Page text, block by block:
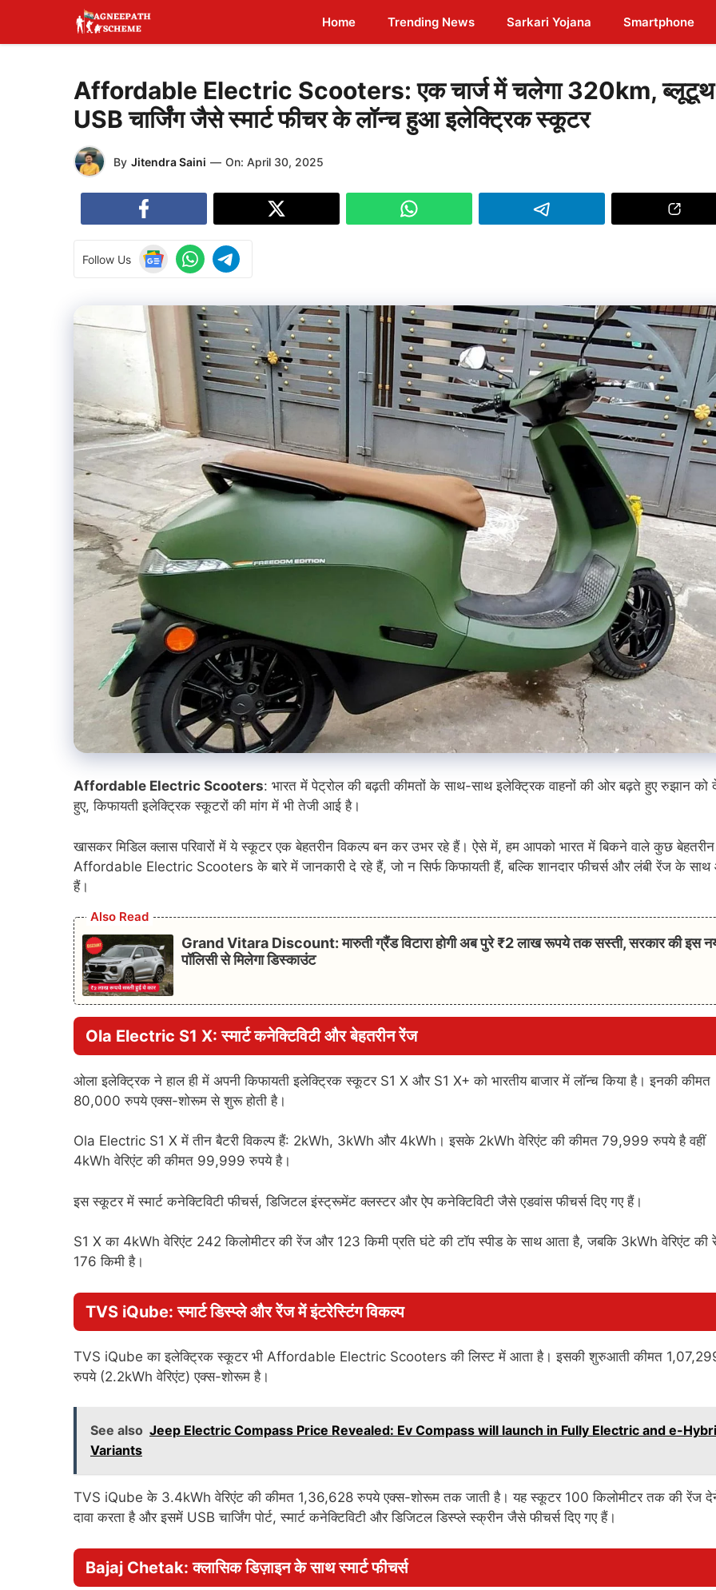
content
Home Trending News Sarkari Yojana Smartphone
Affordable Electric Scooters: एक चार्ज में चलेगा 320km,
USB चार्जिंग जैसे स्मार्ट फीचर के लॉन्च हुआ इलेक्ट्रिक स्कूटर
By Jitendra Saini — On: April 30, 2025
Follow Us
Affordable Electric Scooters: भारत में पेट्रोल की बढ़ती कीमतों के साथ-साथ इलेक्ट्रिक वाहनों की ओर बढ़ते हुए रुझान
हुए, किफायती इलेक्ट्रिक स्कूटरों की मांग में भी तेजी आई है।
खासकर मिडिल क्लास परिवारों में ये स्कूटर एक बेहतरीन विकल्प बन कर उभर रहे हैं। ऐसे में, हम आपको भारत में बिकने वाले कुछ बेहतरीन
Affordable Electric Scooters के बारे में जानकारी दे रहे हैं, जो न सिर्फ किफायती हैं, बल्कि शानदार फीचर्स और लंबी रेंज के साथ
हैं।
Also Read
Grand Vitara Discount: मारुती ग्रैंड विटारा होगी अब पुरे ₹2 लाख रूपये तक सस्ती, सरकार की इस
पॉलिसी से मिलेगा डिस्काउंट
Ola Electric S1 X: स्मार्ट कनेक्टिविटी और बेहतरीन रेंज
ओला इलेक्ट्रिक ने हाल ही में अपनी किफायती इलेक्ट्रिक स्कूटर S1 X और S1 X+ को भारतीय बाजार में लॉन्च किया है। इनकी कीमत
80,000 रुपये एक्स-शोरूम से शुरू होती है।
Ola Electric S1 X में तीन बैटरी विकल्प हैं: 2kWh, 3kWh और 4kWh। इसके 2kWh वेरिएंट की कीमत 79,999 रुपये है वहीं
4kWh वेरिएंट की कीमत 99,999 रुपये है।
इस स्कूटर में स्मार्ट कनेक्टिविटी फीचर्स, डिजिटल इंस्ट्रूमेंट क्लस्टर और ऐप कनेक्टिविटी जैसे एडवांस फीचर्स दिए गए हैं।
S1 X का 4kWh वेरिएंट 242 किलोमीटर की रेंज और 123 किमी प्रति घंटे की टॉप स्पीड के साथ आता है, जबकि 3kWh वेरिएंट की
176 किमी है।
TVS iQube: स्मार्ट डिस्प्ले और रेंज में इंटरेस्टिंग विकल्प
TVS iQube का इलेक्ट्रिक स्कूटर भी Affordable Electric Scooters की लिस्ट में आता है। इसकी शुरुआती कीमत
रुपये (2.2kWh वेरिएंट) एक्स-शोरूम है।
See also Jeep Electric Compass Price Revealed: Ev Compass will launch in Fully Electric and e-
Variants
TVS iQube के 3.4kWh वेरिएंट की कीमत 1,36,628 रुपये एक्स-शोरूम तक जाती है। यह स्कूटर 100 किलोमीटर तक की रेंज
दावा करता है और इसमें USB चार्जिंग पोर्ट, स्मार्ट कनेक्टिविटी और डिजिटल डिस्प्ले स्क्रीन जैसे फीचर्स दिए गए हैं।
Bajaj Chetak: क्लासिक डिज़ाइन के साथ स्मार्ट फीचर्स